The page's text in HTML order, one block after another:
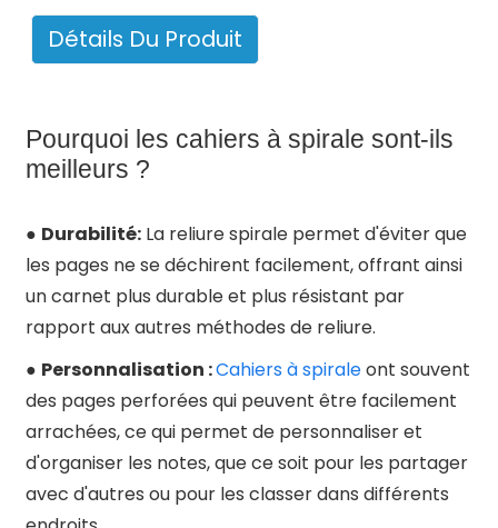
Détails Du Produit
Pourquoi les cahiers à spirale sont-ils
meilleurs ?
● Durabilité:La reliure spirale permet d'éviter que
les pages ne se déchirent facilement, offrant ainsi
un carnet plus durable et plus résistant par
rapport aux autres méthodes de reliure.
● Personnalisation :Cahiers à spiraleont souvent
des pages perforées qui peuvent être facilement
arrachées, ce qui permet de personnaliser et
d'organiser les notes, que ce soit pour les partager
avec d'autres ou pour les classer dans différents